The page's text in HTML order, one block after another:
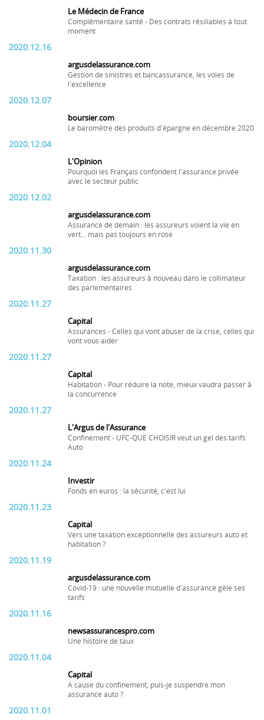
Le Médecin de France
Complémentaire santé - Des contrats résiliables à tout
moment
2020.12.16
argusdelassurance.com
Gestion de sinistres et bancassurance, les voies de
l'excellence
2020.12.07
boursier.com
Le baromètre des produits d'épargne en décembre 2020
2020.12.04
L'Opinion
Pourquoi les Français confondent l'assurance privée
avec le secteur public
2020.12.02
argusdelassurance.com
Assurance de demain : les assureurs voient la vie en
vert... mais pas toujours en rose
2020.11.30
argusdelassurance.com
Taxation : les assureurs à nouveau dans le collimateur
des parlementaires
2020.11.27
Capital
Assurances - Celles qui vont abuser de la crise, celles qui
vont vous aider
2020.11.27
Capital
Habitation - Pour réduire la note, mieux vaudra passer à
la concurrence
2020.11.27
L'Argus de l'Assurance
Confinement - UFC-QUE CHOISIR veut un gel des tarifs
Auto
2020.11.24
Investir
Fonds en euros : la sécurité, c'est lui
2020.11.23
Capital
Vers une taxation exceptionnelle des assureurs auto et
habitation ?
2020.11.19
argusdelassurance.com
Covid-19 : une nouvelle mutuelle d'assurance gèle ses
tarifs
2020.11.16
newsassurancespro.com
Une histoire de taux
2020.11.04
Capital
A cause du confinement, puis-je suspendre mon
assurance auto ?
2020.11.01